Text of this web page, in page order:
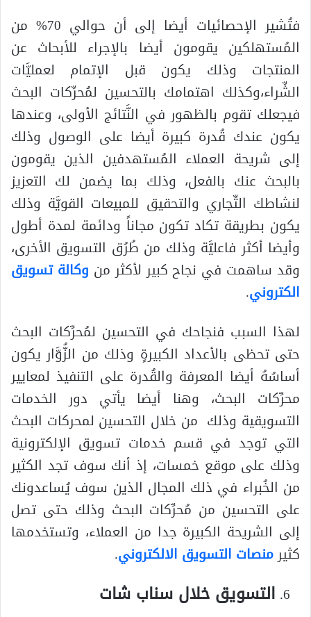
فتُشير الإحصائيات أيضا إلى أن حوالي 70% من
المُستهلكين يقومون أيضا بالإجراء للأبحاث عن
المنتجات وذلك يكون قبل الإتمام لعمليَّات
الشِّراء،وكذلك اهتمامك بالتحسين لمُحرِّكات البحث
فيجعلك تقوم بالظهور في النَّتائج الأولى، وعندها
يكون عندك قُدرة كبيرة أيضا على الوصول وذلك
إلى شريحة العملاء المُستهدفين الذين يقومون
بالبحث عنك بالفعل، وذلك بما يضمن لك التعزيز
لنشاطك التِّجاري والتحقيق للمبيعات القويَّة وذلك
يكون بطريقة تكاد تكون مجاناً ودائمة لمدة أطول
وأيضا أكثر فاعليَّة وذلك من طُرُق التسويق الأخرى،
وقد ساهمت في نجاح كبير لأكثر من وكالة تسويق
الكتروني.
لهذا السبب فنجاحك في التحسين لمُحرِّكات البحث
حتى تحظى بالأعداد الكبيرةٍ وذلك من الزُّوَّار يكون
أساسُهُ أيضا المعرفة والقُدرة على التنفيذ لمعايير
محرِّكات البحث، وهنا أيضا يأتي دور الخدمات
التسويقية وذلك من خلال التحسين لمحركات البحث
التي توجد في قسم خدمات تسويق الإلكترونية
وذلك على موقع خمسات، إذ أنك سوف تجد الكثير
من الخُبراء في ذلك المجال الذين سوف يُساعدونك
على التحسين من مُحرِّكات البحث وذلك حتى تصل
إلى الشريحة الكبيرة جدا من العملاء، وتستخدمها
كثيرمنصات التسويق الالكتروني.
التسويق خلال سناب شات